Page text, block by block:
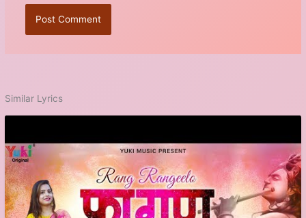
Similar Lyrics